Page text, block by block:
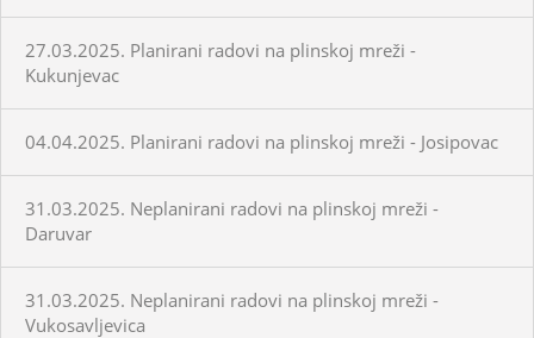
27.03.2025. Planirani radovi na plinskoj mreži -
Kukunjevac
04.04.2025. Planirani radovi na plinskoj mreži - Josipovac
31.03.2025. Neplanirani radovi na plinskoj mreži -
Daruvar
31.03.2025. Neplanirani radovi na plinskoj mreži -
Vukosavljevica